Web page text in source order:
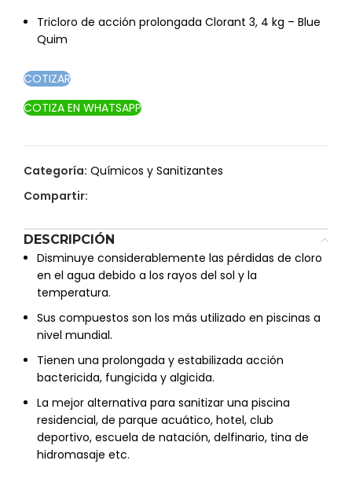
Tricloro de acción prolongada Clorant 3, 4 kg – Blue
Quim
COTIZAR
COTIZA EN WHATSAPP
Categoría: Químicos y Sanitizantes
Compartir:
DESCRIPCIÓN
Disminuye considerablemente las pérdidas de cloro
en el agua debido a los rayos del sol y la
temperatura.
Sus compuestos son los más utilizado en piscinas a
nivel mundial.
Tienen una prolongada y estabilizada acción
bactericida, fungicida y algicida.
La mejor alternativa para sanitizar una piscina
residencial, de parque acuático, hotel, club
deportivo, escuela de natación, delfinario, tina de
hidromasaje etc.